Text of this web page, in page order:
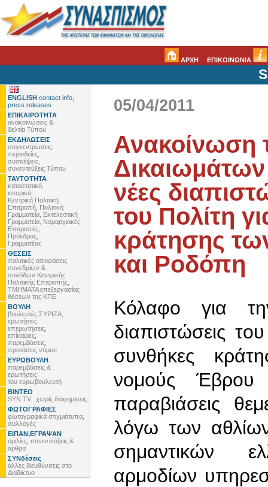
ΑΡΧΗ ΕΠΙΚΟΙΝΩΝΙΑ
ENGLISH contact info,
press releases
ΕΠΙΚΑΙΡΟΤΗΤΑ
ανακοινώσεις &
δελτία Τύπου
ΕΚΔΗΛΩΣΕΙΣ
συγκεντρώσεις,
περιοδείες,
συσκέψεις,
συνεντεύξεις Τύπου
ΤΑΥΤΟΤΗΤΑ
καταστατικό,
ιστορικό,
Κεντρική Πολιτική
Επιτροπή, Πολιτική
Γραμματεία, Εκτελεστική
Γραμματεία, Νομαρχιακές
Επιτροπές,
Πρόεδρος,
Γραμματέας
ΘΕΣΕΙΣ
πολιτικές αποφάσεις
συνεδρίων &
συνόδων Κεντρικής
Πολιτικής Επιτροπής,
ΤΜΗΜΑΤΑ επεξεργασίας
θέσεων της ΚΠΕ
ΒΟΥΛΗ
βουλευτές ΣΥΡΙΖΑ,
ερωτήσεις,
επερωτήσεις,
επίκαιρες,
παρεμβάσεις,
προτάσεις νόμου
ΕΥΡΩΒΟΥΛΗ
παρεμβάσεις &
ερωτήσεις
του ευρωβουλευτή
ΒΙΝΤΕΟ
SYN TV.. χωρίς διαφημίσεις
ΦΩΤΟΓΡΑΦΙΕΣ
φωτογραφικά στιγμιότυπα,
συλλογές
ΕΙΠΑΝ,ΕΓΡΑΨΑΝ
ομιλίες, συνεντεύξεις &
άρθρα
ΣΥΝδέσεις
άλλες διευθύνσεις στο
Διαδίκτυο
05/04/2011
Ανακοίνωση
νέες
του Πολίτη
κράτησης
και Ροδόπη
Κόλαφο για
διαπιστώσεις
συνθήκες
νομούς
παραβιάσεις
λόγω των
σημαντικών
αρμοδίων